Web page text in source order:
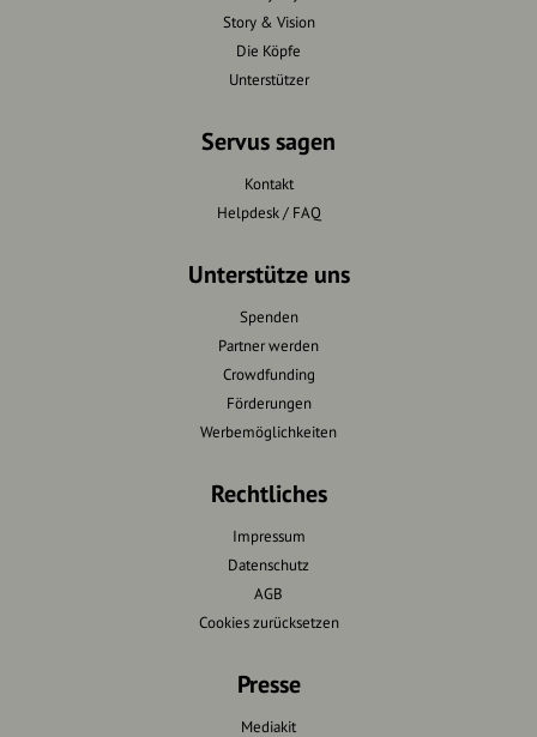
Story & Vision
Die Köpfe
Unterstützer
Servus sagen
Kontakt
Helpdesk / FAQ
Unterstütze uns
Spenden
Partner werden
Crowdfunding
Förderungen
Werbemöglichkeiten
Rechtliches
Impressum
Datenschutz
AGB
Cookies zurücksetzen
Presse
Mediakit